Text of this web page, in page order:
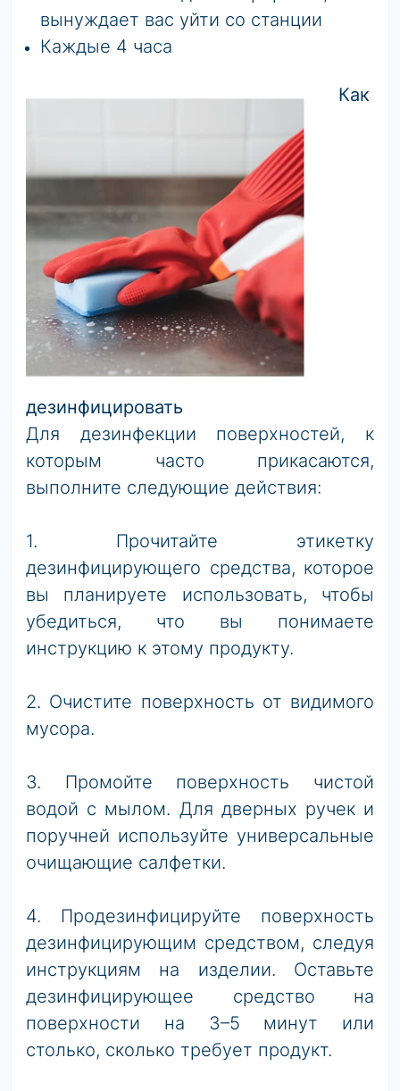
вынуждает вас уйти со станции
Каждые 4 часа
Как
дезинфицировать
Для дезинфекции поверхностей, к
которым часто прикасаются,
выполните следующие действия:
1. Прочитайте этикетку
дезинфицирующего средства, которое
вы планируете использовать, чтобы
убедиться, что вы понимаете
инструкцию к этому продукту.
2. Очистите поверхность от видимого
мусора.
3. Промойте поверхность чистой
водой с мылом. Для дверных ручек и
поручней используйте универсальные
очищающие салфетки.
4. Продезинфицируйте поверхность
дезинфицирующим средством, следуя
инструкциям на изделии. Оставьте
дезинфицирующее средство на
поверхности на 3–5 минут или
столько, сколько требует продукт.